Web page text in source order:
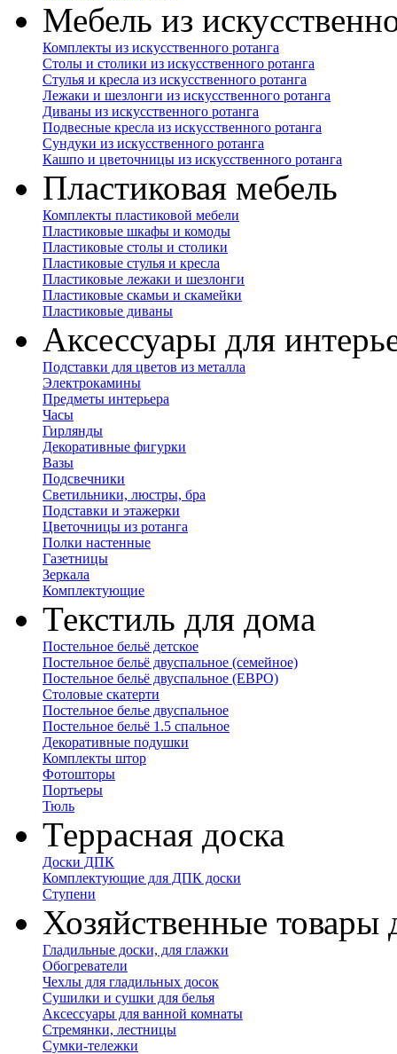
Мебель из
Комплекты из искусственного ротанга
Столы и столики из искусственного ротанга
Стулья и кресла из искусственного ротанга
Лежаки и шезлонги из искусственного ротанга
Диваны из искусственного ротанга
Подвесные кресла из искусственного ротанга
Сундуки из искусственного ротанга
Кашпо и цветочницы из искусственного ротанга
Пластиковая мебель
Комплекты пластиковой мебели
Пластиковые шкафы и комоды
Пластиковые столы и столики
Пластиковые стулья и кресла
Пластиковые лежаки и шезлонги
Пластиковые скамьи и скамейки
Пластиковые диваны
Аксессуары для
Подставки для цветов из металла
Электрокамины
Предметы интерьера
Часы
Гирлянды
Декоративные фигурки
Вазы
Подсвечники
Светильники, люстры, бра
Подставки и этажерки
Цветочницы из ротанга
Полки настенные
Газетницы
Зеркала
Комплектующие
Текстиль для дома
Постельное бельё детское
Постельное бельё двуспальное (семейное)
Постельное бельё двуспальное (ЕВРО)
Столовые скатерти
Постельное белье двуспальное
Постельное бельё 1.5 спальное
Декоративные подушки
Комплекты штор
Фотошторы
Портьеры
Тюль
Террасная доска
Доски ДПК
Комплектующие для ДПК доски
Ступени
Хозяйственные товары
Гладильные доски, для глажки
Обогреватели
Чехлы для гладильных досок
Сушилки и сушки для белья
Аксессуары для ванной комнаты
Стремянки, лестницы
Сумки-тележки